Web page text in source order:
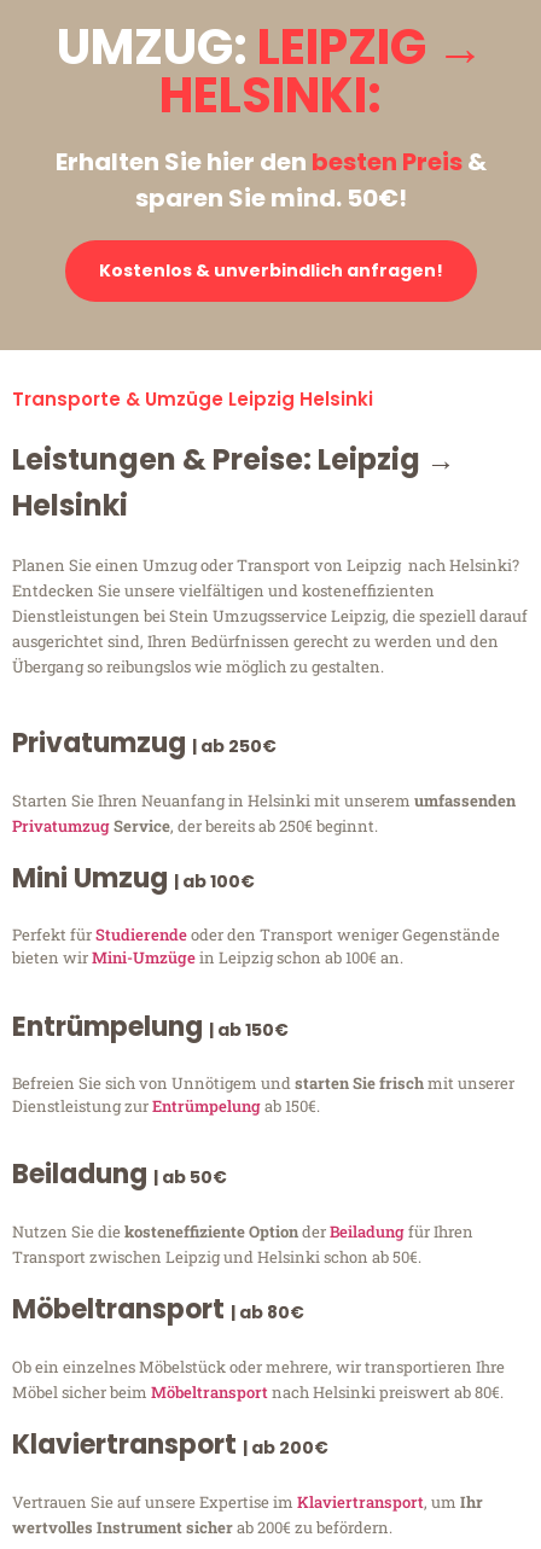
UMZUG: LEIPZIG →
HELSINKI:
Erhalten Sie hier den besten Preis&
sparen Sie mind. 50€!
Kostenlos & unverbindlich anfragen!
Transporte & Umzüge Leipzig Helsinki
Leistungen & Preise: Leipzig →
Helsinki
Planen Sie einen Umzug oder Transport von Leipzig nach Helsinki?
Entdecken Sie unsere vielfältigen und kosteneffizienten
Dienstleistungen bei Stein Umzugsservice Leipzig, die speziell darauf
ausgerichtet sind, Ihren Bedürfnissen gerecht zu werden und den
Übergang so reibungslos wie möglich zu gestalten.
Privatumzug | ab 250€
Starten Sie Ihren Neuanfang in Helsinki mit unserem umfassenden
PrivatumzugService, der bereits ab 250€ beginnt.
Mini Umzug | ab 100€
Perfekt fürStudierendeoder den Transport weniger Gegenstände
bieten wirMini-Umzügein Leipzig schon ab 100€ an.
Entrümpelung | ab 150€
Befreien Sie sich von Unnötigem undstarten Sie frischmit unserer
Dienstleistung zurEntrümpelungab 150€.
Beiladung | ab 50€
Nutzen Sie diekosteneffiziente OptionderBeiladungfür Ihren
Transport zwischen Leipzig und Helsinki schon ab 50€.
Möbeltransport | ab 80€
Ob ein einzelnes Möbelstück oder mehrere, wir transportieren Ihre
Möbel sicher beim Möbeltransportnach Helsinki preiswert ab 80€.
Klaviertransport | ab 200€
Vertrauen Sie auf unsere Expertise im Klaviertransport, um Ihr
wertvolles Instrument sicherab 200€ zu befördern.